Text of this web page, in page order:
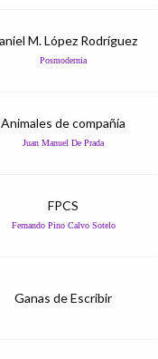
M. López Rodríguez
Posmodernia
Animales de compañía
Juan Manuel De Prada
FPCS
Fernando Pino Calvo Sotelo
Ganas de Escribir